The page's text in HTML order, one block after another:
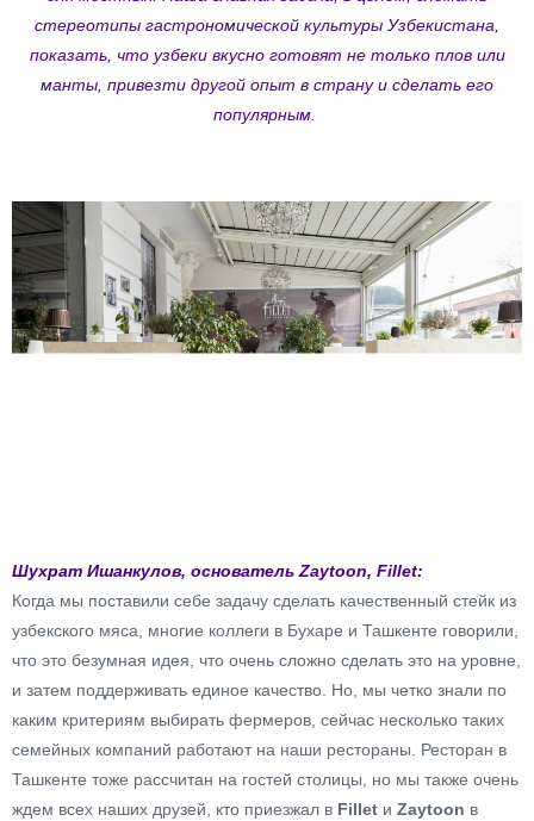
стереотипы гастрономической культуры Узбекистана,
показать, что узбеки вкусно готовят не только плов или
манты, привезти другой опыт в страну и сделать его
популярным.
Шухрат Ишанкулов, основатель Zaytoon, Fillet:
Когда мы поставили себе задачу сделать качественный стейк из
узбекского мяса, многие коллеги в Бухаре и Ташкенте говорили,
что это безумная идея, что очень сложно сделать это на уровне,
и затем поддерживать единое качество. Но, мы четко знали по
каким критериям выбирать фермеров, сейчас несколько таких
семейных компаний работают на наши рестораны. Ресторан в
Ташкенте тоже рассчитан на гостей столицы, но мы также очень
ждем всех наших друзей, кто приезжал в Fillet и Zaytoon в